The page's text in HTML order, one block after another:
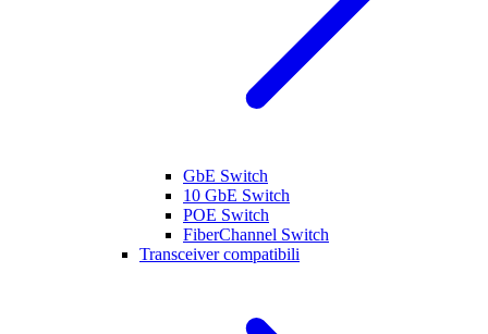
GbE Switch
10 GbE Switch
POE Switch
FiberChannel Switch
Transceiver compatibili